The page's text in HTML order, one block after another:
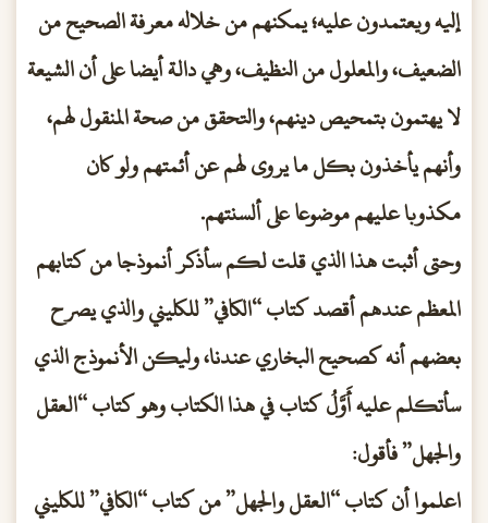
إليه ويعتمدون عليه؛ يمكنهم من خلاله معرفة الصحيح من
الضعيف، والمعلول من النظيف، وهي دالة أيضا على أن الشيعة
لا يهتمون بتمحيص دينهم، والتحقق من صحة المنقول لهم،
وأنهم يأخذون بكل ما يروى لهم عن أئمتهم ولو كان
مكذوبا عليهم موضوعا على ألسنتهم.
وحتى أثبت هذا الذي قلت لكم سأذكر أنموذجا من كتابهم
المعظم عندهم أقصد كتاب “الكافي” للكليني والذي يصرح
بعضهم أنه كصحيح البخاري عندنا، وليكن الأنموذج الذي
سأتكلم عليه أَوَّلُ كتاب في هذا الكتاب وهو كتاب “العقل
والجهل” فأقول:
اعلموا أن كتاب “العقل والجهل” من كتاب “الكافي” للكليني